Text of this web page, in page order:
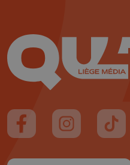
Suivez-nous sur FaceBook
Suivez-nous